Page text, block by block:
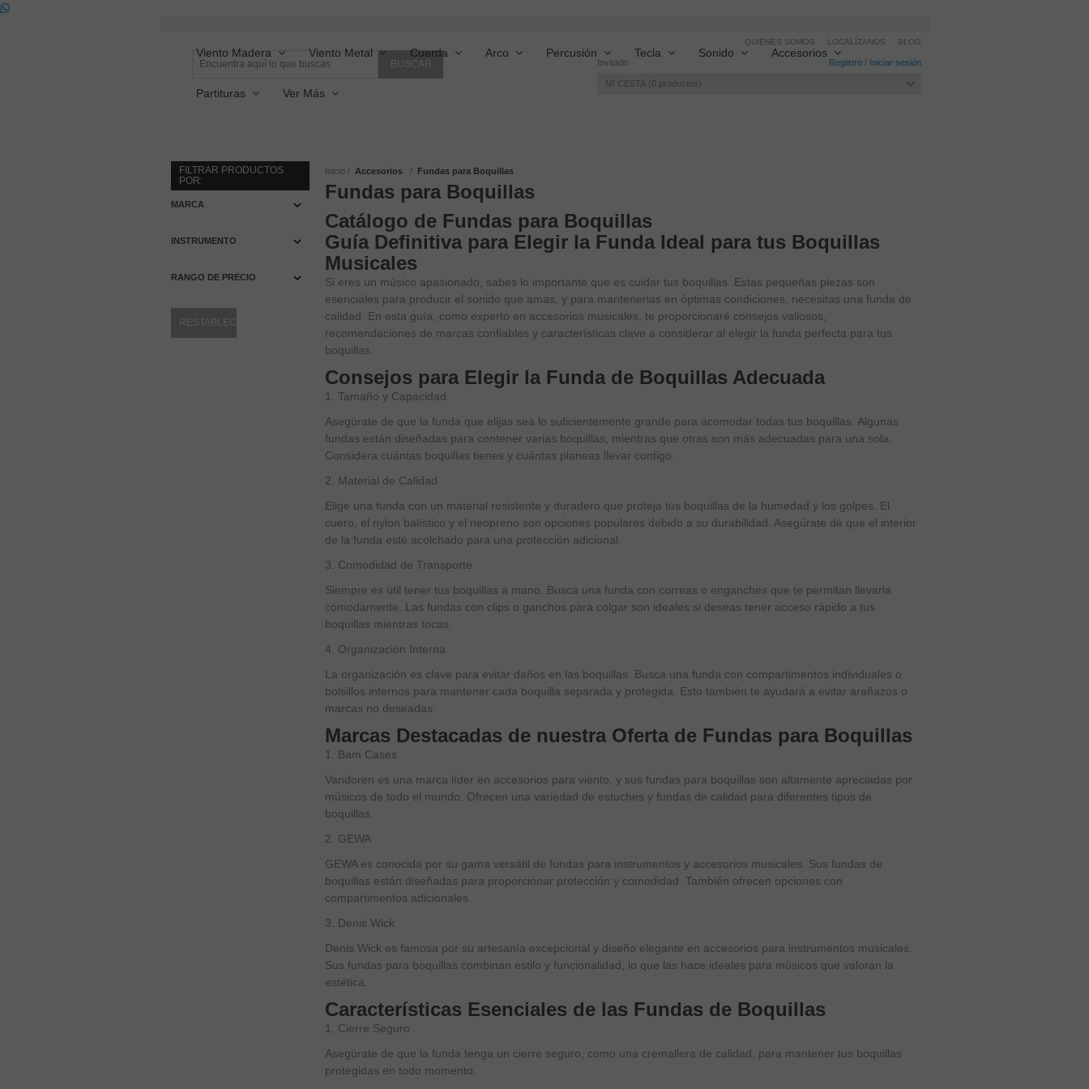
Invitado Registro / Iniciar sesión
MI CESTA 0 productos
QUIENES SOMOS LOCALÍZANOS BLOG
Viento Madera Viento Metal Cuerda Arco Percusión Tecla Sonido Accesorios
Partituras Ver Más
FILTRAR PRODUCTOS
POR:
MARCA
INSTRUMENTO
RANGO DE PRECIO
Inicio Accesorios Fundas para Boquillas
Fundas para Boquillas
Catálogo de Fundas para Boquillas
Guía Definitiva para Elegir la Funda Ideal para tus Boquillas
Musicales
Si eres un músico apasionado, sabes lo importante que es cuidar tus boquillas. Estas pequeñas piezas son
esenciales para producir el sonido que amas, y para mantenerlas en óptimas condiciones, necesitas una funda de
calidad. En esta guía, como experto en accesorios musicales, te proporcionaré consejos valiosos,
recomendaciones de marcas confiables y características clave a considerar al elegir la funda perfecta para tus
boquillas.
Consejos para Elegir la Funda de Boquillas Adecuada
1. Tamaño y Capacidad
Asegúrate de que la funda que elijas sea lo suficientemente grande para acomodar todas tus boquillas. Algunas
fundas están diseñadas para contener varias boquillas, mientras que otras son más adecuadas para una sola.
Considera cuántas boquillas tienes y cuántas planeas llevar contigo.
2. Material de Calidad
Elige una funda con un material resistente y duradero que proteja tus boquillas de la humedad y los golpes. El
cuero, el nylon balístico y el neopreno son opciones populares debido a su durabilidad. Asegúrate de que el interior
de la funda esté acolchado para una protección adicional.
3. Comodidad de Transporte
Siempre es útil tener tus boquillas a mano. Busca una funda con correas o enganches que te permitan llevarla
cómodamente. Las fundas con clips o ganchos para colgar son ideales si deseas tener acceso rápido a tus
boquillas mientras tocas.
4. Organización Interna
La organización es clave para evitar daños en las boquillas. Busca una funda con compartimentos individuales o
bolsillos internos para mantener cada boquilla separada y protegida. Esto también te ayudará a evitar arañazos o
marcas no deseadas.
Marcas Destacadas de nuestra Oferta de Fundas para Boquillas
1. Bam Cases
Vandoren es una marca líder en accesorios para viento, y sus fundas para boquillas son altamente apreciadas por
músicos de todo el mundo. Ofrecen una variedad de estuches y fundas de calidad para diferentes tipos de
boquillas.
2. GEWA
GEWA es conocida por su gama versátil de fundas para instrumentos y accesorios musicales. Sus fundas de
boquillas están diseñadas para proporcionar protección y comodidad. También ofrecen opciones con
compartimentos adicionales.
3. Denis Wick
Denis Wick es famosa por su artesanía excepcional y diseño elegante en accesorios para instrumentos musicales.
Sus fundas para boquillas combinan estilo y funcionalidad, lo que las hace ideales para músicos que valoran la
estética.
Características Esenciales de las Fundas de Boquillas
1. Cierre Seguro
Asegúrate de que la funda tenga un cierre seguro, como una cremallera de calidad, para mantener tus boquillas
protegidas en todo momento.